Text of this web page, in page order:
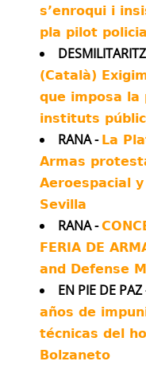
AvatarKenneth
Almost all
Russian
German
sent back
16
AvatarBen van der
It's four and
Minab
We've been
US
told us their
error".
s’enroqui i
pla pilot
(Català)
que imposa la
instituts
RANA - La
Armas
Aeroespacial
Sevilla
RANA -
FERIA DE
and Defense
EN PIE DE
años de
técnicas del
Bolzaneto